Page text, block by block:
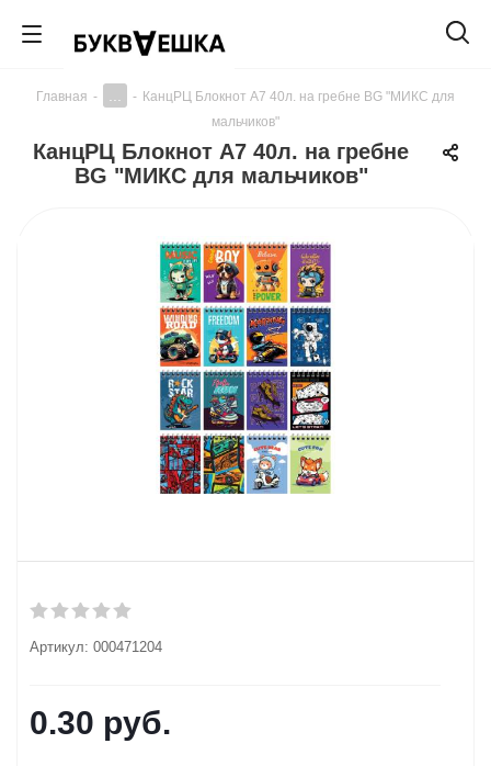
Главная - - КанцРЦ Блокнот А7 40л. на гребне BG "МИКС для
мальчиков"
КанцРЦ Блокнот А7 40л. на гребне
BG "МИКС для мальчиков"
Артикул: 000471204
0.30 руб.